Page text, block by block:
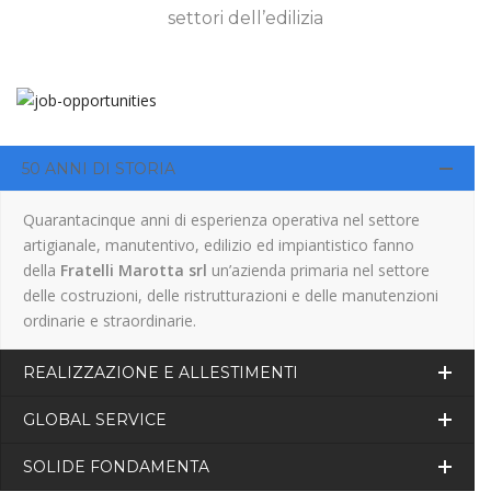
settori dell’edilizia
50 ANNI DI STORIA
Quarantacinque anni di esperienza operativa nel settore
artigianale, manutentivo, edilizio ed impiantistico fanno
della Fratelli Marotta srl un’azienda primaria nel settore
delle costruzioni, delle ristrutturazioni e delle manutenzioni
ordinarie e straordinarie.
REALIZZAZIONE E ALLESTIMENTI
GLOBAL SERVICE
SOLIDE FONDAMENTA